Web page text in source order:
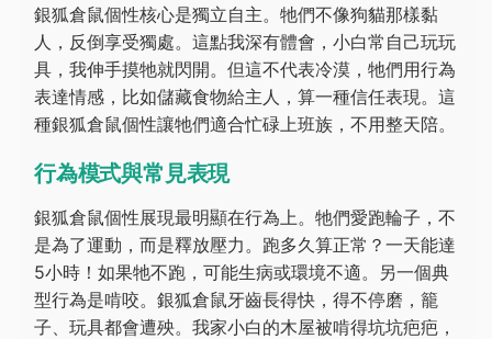
銀狐倉鼠個性核心是獨立自主。牠們不像狗貓那樣黏
人，反倒享受獨處。這點我深有體會，小白常自己玩玩
具，我伸手摸牠就閃開。但這不代表冷漠，牠們用行為
表達情感，比如儲藏食物給主人，算一種信任表現。這
種銀狐倉鼠個性讓牠們適合忙碌上班族，不用整天陪。
行為模式與常見表現
銀狐倉鼠個性展現最明顯在行為上。牠們愛跑輪子，不
是為了運動，而是釋放壓力。跑多久算正常？一天能達
5小時！如果牠不跑，可能生病或環境不適。另一個典
型行為是啃咬。銀狐倉鼠牙齒長得快，得不停磨，籠
子、玩具都會遭殃。我家小白的木屋被啃得坑坑疤疤，